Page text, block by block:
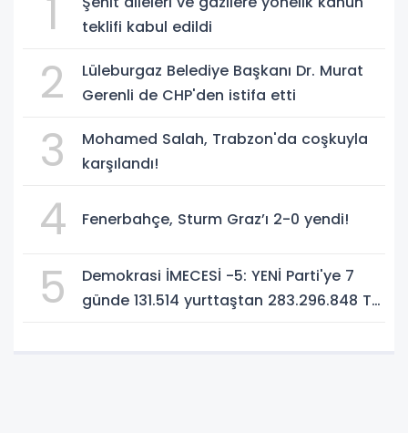
1
teklifi kabul edildi
2
Lüleburgaz Belediye Başkanı Dr. Murat
Gerenli de CHP'den istifa etti
3
Mohamed Salah, Trabzon'da coşkuyla
karşılandı!
4 Fenerbahçe, Sturm Graz’ı 2-0 yendi!
5
Demokrasi İMECESİ -5: YENİ Parti'ye 7
günde 131.514 yurttaştan 283.296.848 TL